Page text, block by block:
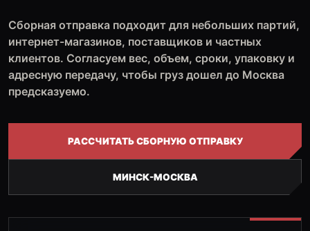
Сборная отправка подходит для небольших партий,
интернет-магазинов, поставщиков и частных
клиентов. Согласуем вес, объем, сроки, упаковку и
адресную передачу, чтобы груз дошел до Москва
предсказуемо.
РАССЧИТАТЬ СБОРНУЮ ОТПРАВКУ
МИНСК-МОСКВА